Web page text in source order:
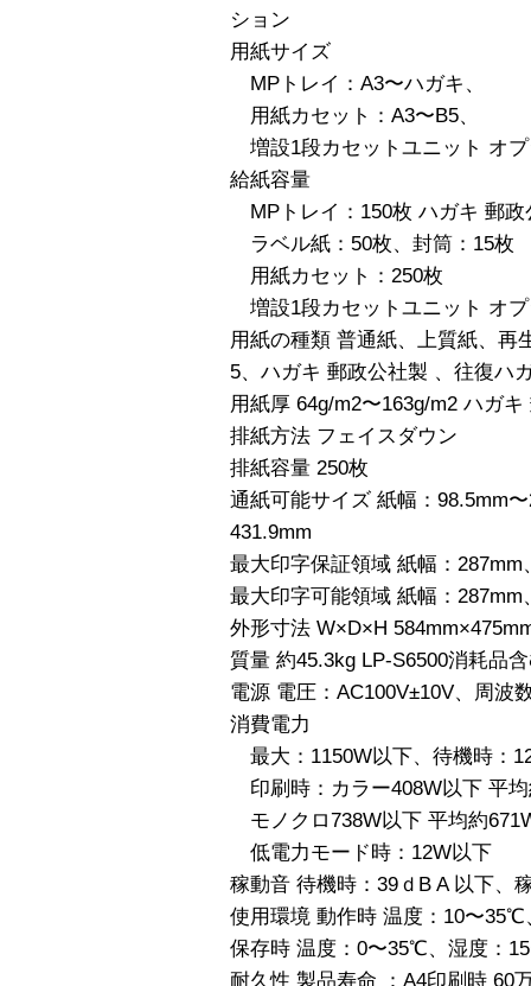
ション
用紙サイズ
MPトレイ：A3〜ハガキ、
用紙カセット：A3〜B5、
増設1段カセットユニット オ
給紙容量
MPトレイ：150枚 ハガキ 郵政
ラベル紙：50枚、封筒：15枚
用紙カセット：250枚
増設1段カセットユニット オ
用紙の種類 普通紙、上質紙、再
5、ハガキ 郵政公社製 、往復ハ
用紙厚 64g/m2〜163g/m2 ハガ
排紙方法 フェイスダウン
排紙容量 250枚
通紙可能サイズ 紙幅：98.5mm
431.9mm
最大印字保証領域 紙幅：287mm
最大印字可能領域 紙幅：
外形寸法 W×D×H
質量 約45.3kg LP-S6500消耗品
電源 電圧：AC100V±10V、周波
消費電力
最大：1150W以下、待機時：
印刷時：カラー408W以下 平均
モノクロ738W以下 平均約
低電力モード時：12W以下
稼動音 待機時：39ｄB A 以下、
使用環境 動作時 温度：10〜35℃
保存時 温度：0〜35℃、湿度：
耐久性 製品寿命 ：A4印刷時 60